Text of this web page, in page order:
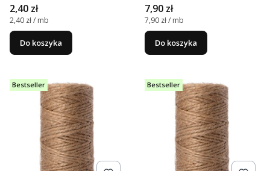
Cena
2,40 zł
Cena jednostkowa
2,40 zł / mb
Do koszyka
Cena
7,90 zł
Cena jednostkowa
7,90 zł / mb
Do koszyka
Bestseller Bestseller